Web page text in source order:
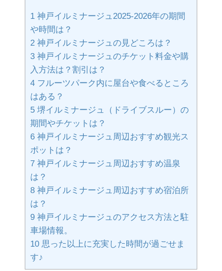
1 神戸イルミナージュ2025-2026年の期間
や時間は？
2 神戸イルミナージュの見どころは？
3 神戸イルミナージュのチケット料金や購
入方法は？割引は？
4 フルーツパーク内に屋台や食べるところ
はある？
5 堺イルミナージュ（ドライブスルー）の
期間やチケットは？
6 神戸イルミナージュ周辺おすすめ観光ス
ポットは？
7 神戸イルミナージュ周辺おすすめ温泉
は？
8 神戸イルミナージュ周辺おすすめ宿泊所
は？
9 神戸イルミナージュのアクセス方法と駐
車場情報。
10 思った以上に充実した時間が過ごせま
す♪